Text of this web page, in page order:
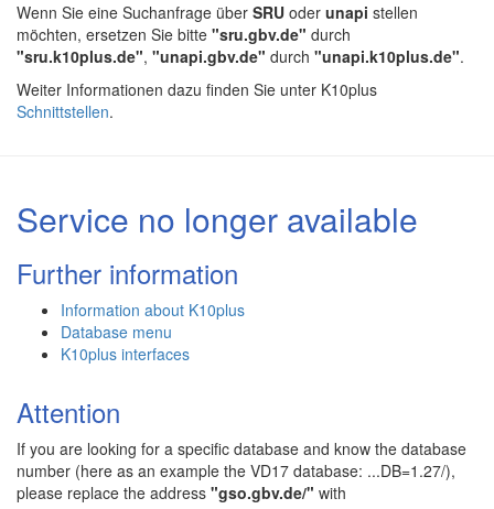
Wenn Sie eine Suchanfrage über SRU oder unapi stellen
möchten, ersetzen Sie bitte "sru.gbv.de" durch
"sru.k10plus.de", "unapi.gbv.de" durch "unapi.k10plus.de".
Weiter Informationen dazu finden Sie unter K10plus
Schnittstellen.
Service no longer available
Further information
Information about K10plus
Database menu
K10plus interfaces
Attention
If you are looking for a specific database and know the database
number (here as an example the VD17 database: ...DB=1.27/),
please replace the address "gso.gbv.de/" with